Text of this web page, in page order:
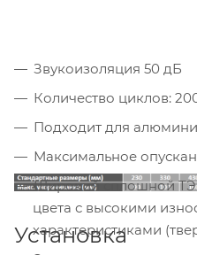
Звукоизоляция 50 дБ
Количество циклов:
Подходит для
Максимальное
Широкий сплошной
цвета с высокими
характеристиками
Установка